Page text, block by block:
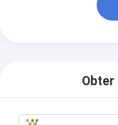
Obter